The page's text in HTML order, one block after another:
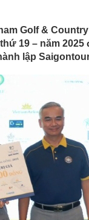
Golf & Country
19 – năm
lập